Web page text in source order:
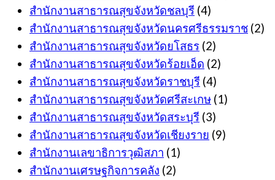
สำนักงานสาธารณสุขจังหวัดชลบุรี (4)
สำนักงานสาธารณสุขจังหวัดนครศรีธรรมราช (2)
สำนักงานสาธารณสุขจังหวัดยโสธร (2)
สำนักงานสาธารณสุขจังหวัดร้อยเอ็ด (2)
สำนักงานสาธารณสุขจังหวัดราชบุรี (4)
สำนักงานสาธารณสุขจังหวัดศรีสะเกษ (1)
สำนักงานสาธารณสุขจังหวัดสระบุรี (3)
สำนักงานสาธารณสุขจังหวัดเชียงราย (9)
สำนักงานเลขาธิการวุฒิสภา (1)
สำนักงานเศรษฐกิจการคลัง (2)